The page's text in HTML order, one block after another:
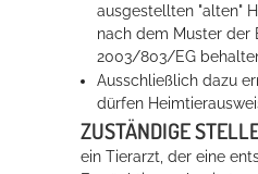
ausgestellten "alten"
nach dem Muster der
2003/803/EG
Ausschließlich dazu
dürfen
ZUSTÄNDIGE
ein Tierarzt, der eine